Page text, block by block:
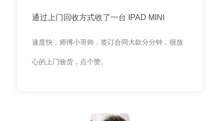
通过上门回收方式收了一台 IPAD MINI
速度快，师傅小哥帅，签订合同大款分分钟，很放
心的上门验货，点个赞。